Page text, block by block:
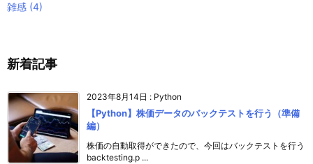
雑感 (4)
新着記事
2023年8月14日 : Python
【Python】株価データのバックテストを行う（準備
編）
株価の自動取得ができたので、今回はバックテストを行う
backtesting.p ...